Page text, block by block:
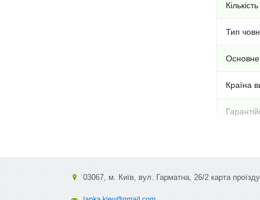
Тип
Країна
03067, м. Київ, вул. Гарматна, 26/2 карта проїзду